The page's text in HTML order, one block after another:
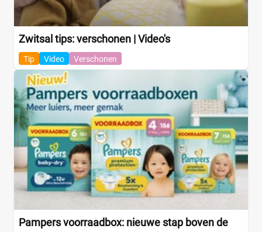
Zwitsal tips: verschonen | Video's
Tip Video Verschonen
Pampers voorraadbox: nieuwe stap boven de